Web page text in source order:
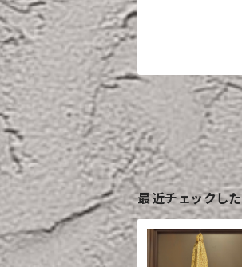
最近チェックし